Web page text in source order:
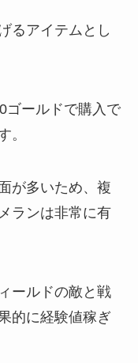
るアイテムとし
ゴールドで購入で
。
が多いため、複
ランは非常に有
ールドの敵と戦
的に経験値稼ぎ